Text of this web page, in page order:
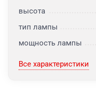
высота
тип лампы
мощность лампы
Все характеристики